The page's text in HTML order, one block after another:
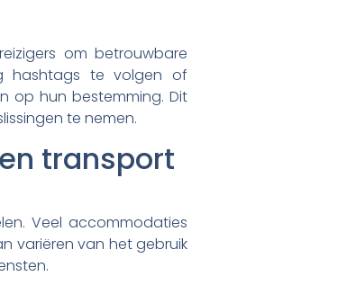
om betrouwbare
hashtags te volgen of
op hun bestemming. Dit
te nemen.
transport
Veel accommodaties
variëren van het gebruik